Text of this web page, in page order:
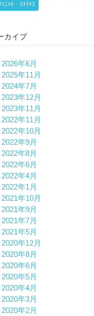
ｨﾆｯﾄ・ｽﾄﾗﾄｽ
カイブ
2026年6月
2025年11月
2024年7月
2023年12月
2023年11月
2022年11月
2022年10月
2022年9月
2022年8月
2022年6月
2022年4月
2022年1月
2021年10月
2021年9月
2021年7月
2021年5月
2020年12月
2020年8月
2020年6月
2020年5月
2020年4月
2020年3月
2020年2月